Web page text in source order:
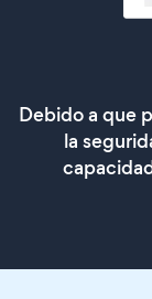
Debido a que
la